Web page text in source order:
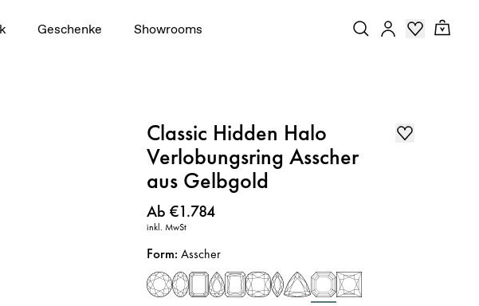
Geschenke Showrooms
Classic Hidden Halo
Verlobungsring Asscher
aus Gelbgold
Preis:
Ab €1.784
inkl. MwSt
Form:Asscher